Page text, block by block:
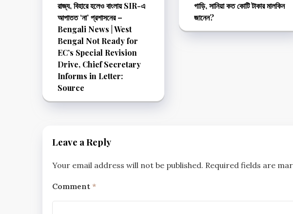
রাজ্য, বিহারে হলেও বাংলায় SIR-এ
আপাতত ‘না’ প্রশাসনের –
Bengali News | West
Bengal Not Ready for
EC’s Special Revision
Drive, Chief Secretary
Informs in Letter:
Source
গাড়ি, সানিয়া কত কোটি টাকার মালকিন
জানেন?
Leave a Reply
Your email address will not be published. Required fields are
Comment *